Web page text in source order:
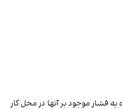
به فشار موجود بر آنها در محل کار